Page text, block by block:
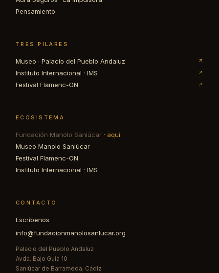
Pensamiento
TRES PILARES
Museo · Palacio del Pueblo Andaluz ↗
Instituto Internacional · IMS ↗
Festival Flamenc-ON ↗
ECOSISTEMA
Fundación Manolo Sanlúcar · aquí
Museo Manolo Sanlúcar
Festival Flamenc-ON
Instituto Internacional · IMS
CONTACTO
Escríbenos
info@fundacionmanolosanlucar.org
Palacio del Pueblo Andaluz
Avda. Bajo Guía 10
Sanlúcar de Barrameda, Cádiz